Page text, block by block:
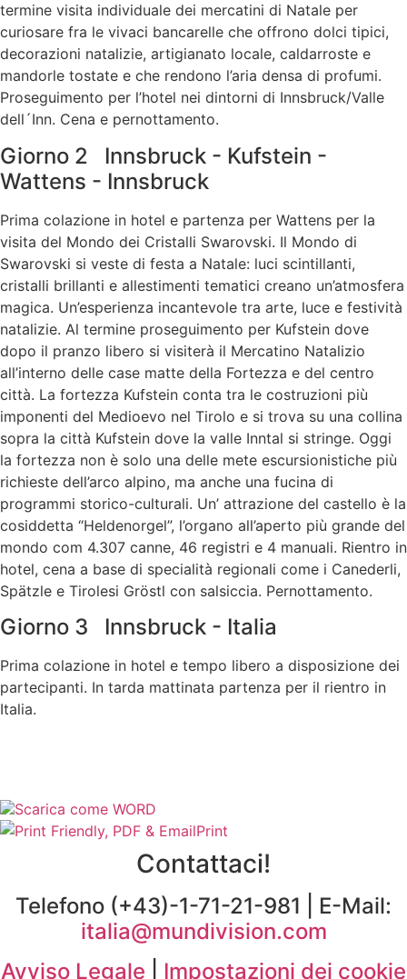
termine visita individuale dei mercatini di Natale per
curiosare fra le vivaci bancarelle che offrono dolci tipici,
decorazioni natalizie, artigianato locale, caldarroste e
mandorle tostate e che rendono l’aria densa di profumi.
Proseguimento per l’hotel nei dintorni di Innsbruck/Valle
dell´Inn. Cena e pernottamento.
Giorno 2 Innsbruck - Kufstein -
Wattens - Innsbruck
Prima colazione in hotel e partenza per Wattens per la
visita del Mondo dei Cristalli Swarovski. Il Mondo di
Swarovski si veste di festa a Natale: luci scintillanti,
cristalli brillanti e allestimenti tematici creano un’atmosfera
magica. Un’esperienza incantevole tra arte, luce e festività
natalizie. Al termine proseguimento per Kufstein dove
dopo il pranzo libero si visiterà il Mercatino Natalizio
all’interno delle case matte della Fortezza e del centro
città. La fortezza Kufstein conta tra le costruzioni più
imponenti del Medioevo nel Tirolo e si trova su una collina
sopra la città Kufstein dove la valle Inntal si stringe. Oggi
la fortezza non è solo una delle mete escursionistiche più
richieste dell’arco alpino, ma anche una fucina di
programmi storico-culturali. Un’ attrazione del castello è la
cosiddetta “Heldenorgel”, l’organo all’aperto più grande del
mondo com 4.307 canne, 46 registri e 4 manuali. Rientro in
hotel, cena a base di specialità regionali come i Canederli,
Spätzle e Tirolesi Gröstl con salsiccia. Pernottamento.
Giorno 3 Innsbruck - Italia
Prima colazione in hotel e tempo libero a disposizione dei
partecipanti. In tarda mattinata partenza per il rientro in
Italia.
Scarica come WORD
Print
Contattaci!
Telefono (+43)-1-71-21-981 | E-Mail:
italia@mundivision.com
Avviso Legale
Impostazioni dei cookie